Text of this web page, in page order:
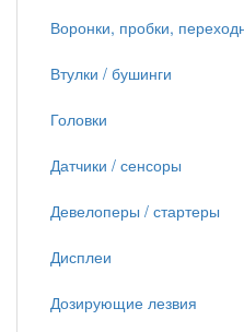
Воронки, пробки,
Втулки / бушинги
Головки
Датчики / сенсоры
Девелоперы / стартеры
Дисплеи
Дозирующие лезвия